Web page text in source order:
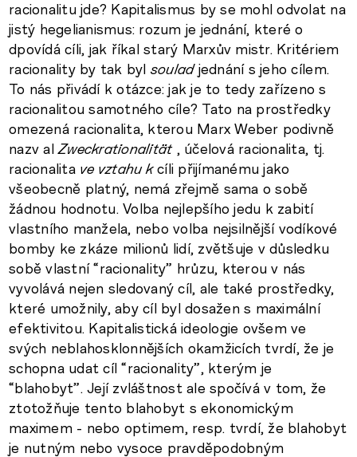
racionalitu jde? Kapitalismus by se mohl odvolat na
jistý hegelianismus: rozum je jednání, které o
dpovídá cíli, jak říkal starý Marxův mistr. Kritériem
racionality by tak byl souladjednání s jeho cílem.
To nás přivádí k otázce: jak je to tedy zařízeno s
racionalitou samotného cíle? Tato na prostředky
omezená racionalita, kterou Marx Weber podivně
nazv alZweckrationalität, účelová racionalita, tj.
racionalita ve vztahu kcíli přijímanému jako
všeobecně platný, nemá zřejmě sama o sobě
žádnou hodnotu. Volba nejlepšího jedu k zabití
vlastního manžela, nebo volba nejsilnější vodíkové
bomby ke zkáze milionů lidí, zvětšuje v důsledku
sobě vlastní “racionality” hrůzu, kterou v nás
vyvolává nejen sledovaný cíl, ale také prostředky,
které umožnily, aby cíl byl dosažen s maximální
efektivitou. Kapitalistická ideologie ovšem ve
svých neblahosklonnějších okamžicích tvrdí, že je
schopna udat cíl “racionality”, kterým je
“blahobyt”. Její zvláštnost ale spočívá v tom, že
ztotožňuje tento blahobyt s ekonomickým
maximem - nebo optimem, resp. tvrdí, že blahobyt
je nutným nebo vysoce pravděpodobným